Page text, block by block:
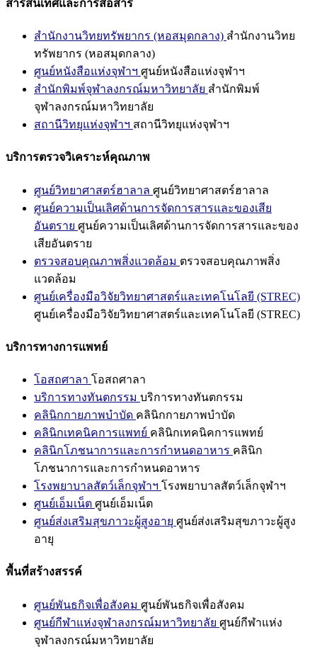
สารสนเทศและการสื่อสาร
สำนักงานวิทยทรัพยากร (หอสมุดกลาง) สำนักงานวิทย
ทรัพยากร (หอสมุดกลาง)
ศูนย์หนังสือแห่งจุฬาฯ ศูนย์หนังสือแห่งจุฬาฯ
สำนักพิมพ์จุฬาลงกรณ์มหาวิทยาลัย สำนักพิมพ์
จุฬาลงกรณ์มหาวิทยาลัย
สถานีวิทยุแห่งจุฬาฯ สถานีวิทยุแห่งจุฬาฯ
บริการตรวจวิเคราะห์คุณภาพ
ศูนย์วิทยาศาสตร์ฮาลาล ศูนย์วิทยาศาสตร์ฮาลาล
ศูนย์ความเป็นเลิศด้านการจัดการสารและของเสีย
อันตราย ศูนย์ความเป็นเลิศด้านการจัดการสารและของ
เสียอันตราย
ตรวจสอบคุณภาพสิ่งแวดล้อม ตรวจสอบคุณภาพสิ่ง
แวดล้อม
ศูนย์เครื่องมือวิจัยวิทยาศาสตร์และเทคโนโลยี (STREC)
ศูนย์เครื่องมือวิจัยวิทยาศาสตร์และเทคโนโลยี (STREC)
บริการทางการแพทย์
โอสถศาลา โอสถศาลา
บริการทางทันตกรรม บริการทางทันตกรรม
คลินิกกายภาพบำบัด คลินิกกายภาพบำบัด
คลินิกเทคนิคการแพทย์ คลินิกเทคนิคการแพทย์
คลินิกโภชนาการและการกำหนดอาหาร คลินิก
โภชนาการและการกำหนดอาหาร
โรงพยาบาลสัตว์เล็กจุฬาฯ โรงพยาบาลสัตว์เล็กจุฬาฯ
ศูนย์เอ็มเน็ต ศูนย์เอ็มเน็ต
ศูนย์ส่งเสริมสุขภาวะผู้สูงอายุ ศูนย์ส่งเสริมสุขภาวะผู้สูง
อายุ
พื้นที่สร้างสรรค์
ศูนย์พันธกิจเพื่อสังคม ศูนย์พันธกิจเพื่อสังคม
ศูนย์กีฬาแห่งจุฬาลงกรณ์มหาวิทยาลัย ศูนย์กีฬาแห่ง
จุฬาลงกรณ์มหาวิทยาลัย